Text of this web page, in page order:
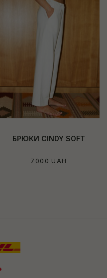
БРЮКИ CINDY SOFT
7000 UAH